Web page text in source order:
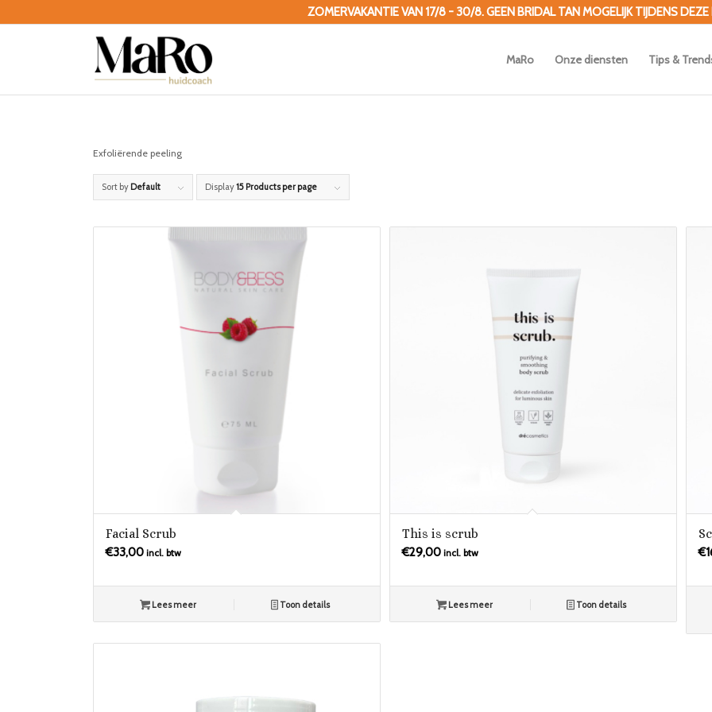
ZOMERVAKANTIE VAN 17/8 - 30/8. GEEN BRIDAL TAN MOGELIJK TIJDENS DEZE
MaRo Onze diensten Tips &
Exfoliërende peeling
Sort by Default Display15 Products per page
Facial Scrub
€33,00 incl. btw
Lees meer Toon details
This is scrub
€29,00 incl. btw
Lees meer Toon details
€